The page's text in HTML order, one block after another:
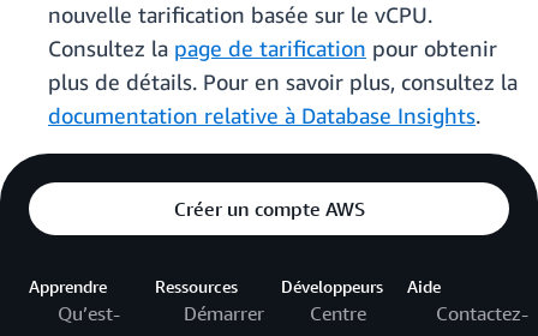
nouvelle tarification basée sur le vCPU.
Consultez la page de tarification pour obtenir
plus de détails. Pour en savoir plus, consultez la
documentation relative à Database Insights.
Créer un compte AWS
Apprendre
Qu’est-
Ressources
Démarrer
Développeurs
Centre
Aide
Contactez-